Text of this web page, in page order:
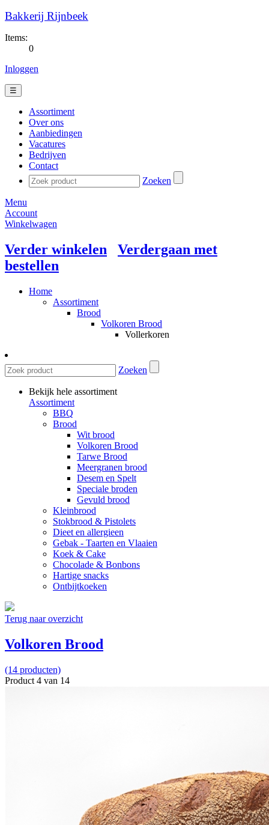
Bakkerij Rijnbeek
Items:
0
Inloggen
☰
Assortiment
Over ons
Aanbiedingen
Vacatures
Bedrijven
Contact
Zoeken
Menu
Account
Winkelwagen
Verder winkelen
Verdergaan met
bestellen
Home
Assortiment
Brood
Volkoren Brood
Vollerkoren
Zoeken
Bekijk hele assortiment
Assortiment
BBQ
Brood
Wit brood
Volkoren Brood
Tarwe Brood
Meergranen brood
Desem en Spelt
Speciale broden
Gevuld brood
Kleinbrood
Stokbrood & Pistolets
Dieet en allergieen
Gebak - Taarten en Vlaaien
Koek & Cake
Chocolade & Bonbons
Hartige snacks
Ontbijtkoeken
Terug naar overzicht
Volkoren Brood
(14 producten)
Product 4 van 14